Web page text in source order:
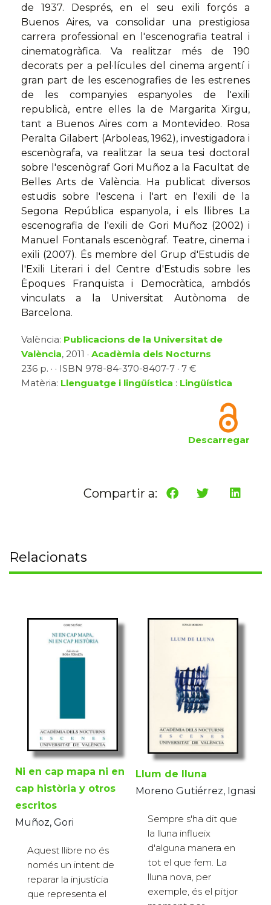
de 1937. Després, en el seu exili forçós a
Buenos Aires, va consolidar una prestigiosa
carrera professional en l'escenografia teatral i
cinematogràfica. Va realitzar més de 190
decorats per a pel·lícules del cinema argentí i
gran part de les escenografies de les estrenes
de les companyies espanyoles de l'exili
republicà, entre elles la de Margarita Xirgu,
tant a Buenos Aires com a Montevideo. Rosa
Peralta Gilabert (Arboleas, 1962), investigadora i
escenògrafa, va realitzar la seua tesi doctoral
sobre l'escenògraf Gori Muñoz a la Facultat de
Belles Arts de València. Ha publicat diversos
estudis sobre l'escena i l'art en l'exili de la
Segona República espanyola, i els llibres La
escenografia de l'exili de Gori Muñoz (2002) i
Manuel Fontanals escenògraf. Teatre, cinema i
exili (2007). És membre del Grup d'Estudis de
l'Exili Literari i del Centre d'Estudis sobre les
Èpoques Franquista i Democràtica, ambdós
vinculats a la Universitat Autònoma de
Barcelona.
València: Publicacions de la Universitat de
València, 2011 · Acadèmia dels Nocturns
236 p. · · ISBN 978-84-370-8407-7 · 7 €
Matèria: Llenguatge i lingüística : Lingüística
Descarregar
Compartir a:
Relacionats
Ni en cap mapa ni en
cap història y otros
escritos
Muñoz, Gori
Aquest llibre no és
només un intent de
reparar la injustícia
que representa el
Llum de lluna
Moreno Gutiérrez, Ignasi
Sempre s'ha dit que
la lluna influeix
d'alguna manera en
tot el que fem. La
lluna nova, per
exemple, és el pitjor